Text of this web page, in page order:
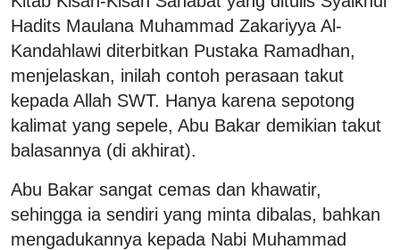
Hadits Maulana Muhammad Zakariyya Al-
Kandahlawi diterbitkan Pustaka Ramadhan,
menjelaskan, inilah contoh perasaan takut
kepada Allah SWT. Hanya karena sepotong
kalimat yang sepele, Abu Bakar demikian takut
balasannya (di akhirat).
Abu Bakar sangat cemas dan khawatir,
sehingga ia sendiri yang minta dibalas, bahkan
mengadukannya kepada Nabi Muhammad